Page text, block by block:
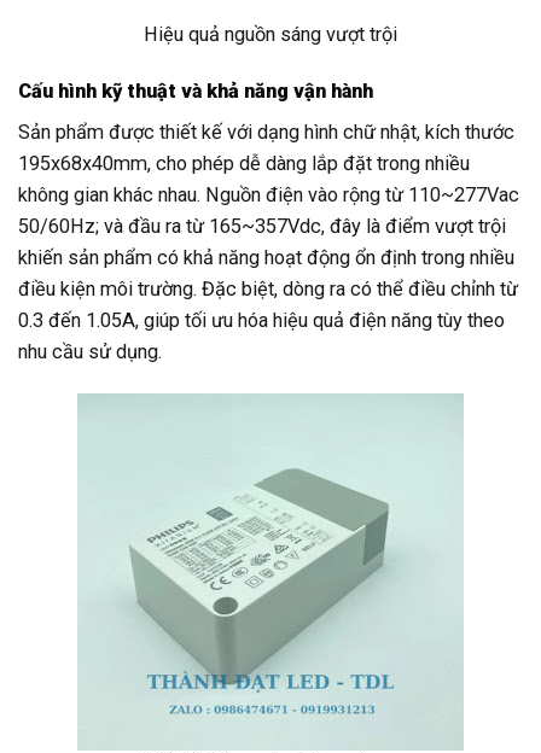
Hiệu quả nguồn sáng vượt trội
Cấu hình kỹ thuật và khả năng vận hành
Sản phẩm được thiết kế với dạng hình chữ nhật, kích thước
195x68x40mm, cho phép dễ dàng lắp đặt trong nhiều
không gian khác nhau. Nguồn điện vào rộng từ 110~277Vac
50/60Hz; và đầu ra từ 165~357Vdc, đây là điểm vượt trội
khiến sản phẩm có khả năng hoạt động ổn định trong nhiều
điều kiện môi trường. Đặc biệt, dòng ra có thể điều chỉnh từ
0.3 đến 1.05A, giúp tối ưu hóa hiệu quả điện năng tùy theo
nhu cầu sử dụng.